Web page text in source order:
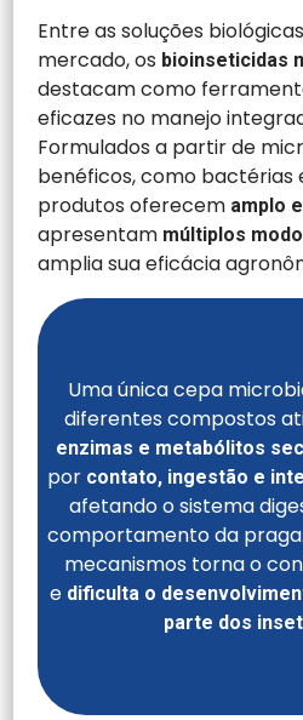
Entre as soluções
mercado, os bioinseticidas
destacam como
eficazes no manejo
Formulados a partir de
benéficos, como bactérias
produtos oferecem amplo
apresentam múltiplos
amplia sua eficácia
Uma única cepa
diferentes compostos
enzimas e metabólitos
por contato, ingestão e
afetando o sistema
comportamento da
mecanismos torna o
e dificulta o
parte dos